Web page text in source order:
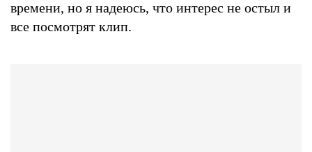
времени, но я надеюсь, что интерес не остыл и
все посмотрят клип.